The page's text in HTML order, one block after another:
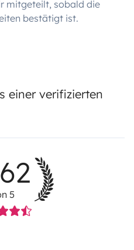
mitgeteilt, sobald die
bestätigt ist.
einer verifizierten
5